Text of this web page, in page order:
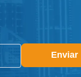
Enviar